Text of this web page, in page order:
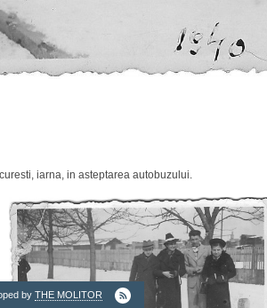
Ordinul
by THE MOLITOR
iarna, in asteptarea autobuzului.